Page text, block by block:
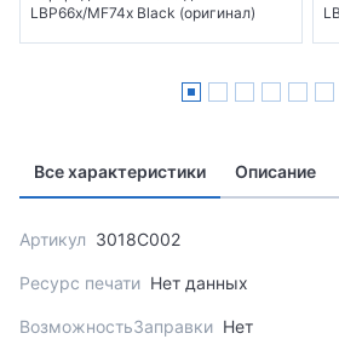
LBP66x/MF74x Black (оригинал)
Все характеристики Описание
Артикул 3018C002
Ресурс печати Нет данных
ВозможностьЗаправки Нет